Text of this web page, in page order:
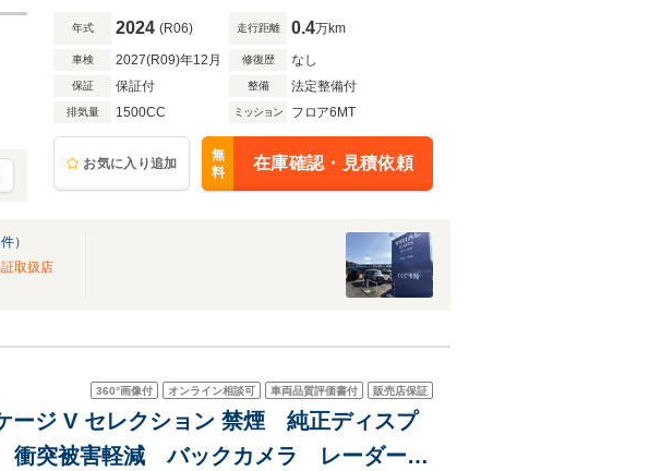
年式 2024 (R06) 走行距離 0.4万km
車検 2027(R09)年12月 修復歴 なし
保証 保証付 整備 法定整備付
排気量 1500CC ミッション フロア6MT
お気に入り追加
無
料
在庫確認・見積依頼
件）
取扱店
360°画像付 オンライン相談可 車両品質評価書付 販売店保証
ージ V セレクション 禁煙 純正ディスプ
突被害軽減 バックカメラ レーダーク